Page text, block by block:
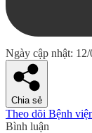
Ngày cập nhật:
Chia sẻ
Theo dõi Bệnh
Bình luận